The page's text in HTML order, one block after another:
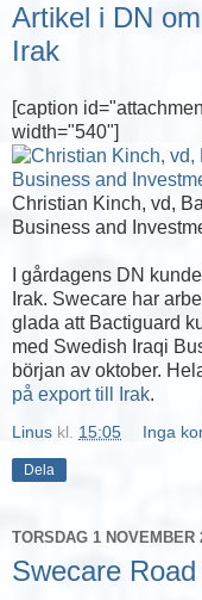
Artikel i DN
Irak
[caption
width="540"]
Christian Kinch, vd,
Business and
I gårdagens DN
Irak. Swecare har
glada att Bactiguard
med Swedish Iraqi
början av oktober.
på export till Irak.
Linus kl. 15:05 Inga
Dela
TORSDAG 1 NOVEMBER
Swecare